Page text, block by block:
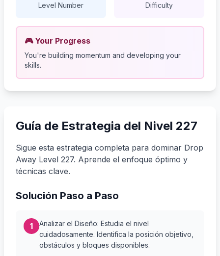
Level Number Difficulty
🎮 Your Progress
You're building momentum and developing your
skills.
Guía de Estrategia del Nivel 227
Sigue esta estrategia completa para dominar Drop
Away Level 227. Aprende el enfoque óptimo y
técnicas clave.
Solución Paso a Paso
1
Analizar el Diseño: Estudia el nivel
cuidadosamente. Identifica la posición objetivo,
obstáculos y bloques disponibles.